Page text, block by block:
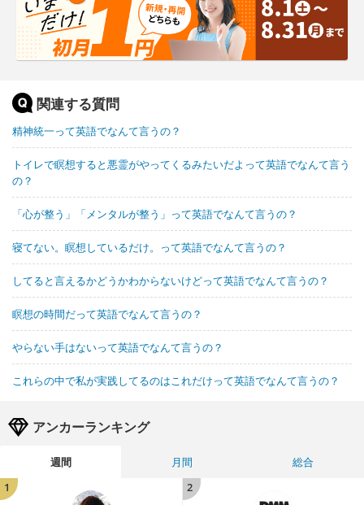
関連する質問
精神統一って英語でなんて言うの？
トイレで瞑想すると悪霊がやってくるみたいだよって英語でなんて言う
の？
「心が整う」「メンタルが整う」って英語でなんて言うの？
寝てない。瞑想しているだけ。って英語でなんて言うの？
してると言えるかどうかわからないけどって英語でなんて言うの？
瞑想の時間だって英語でなんて言うの？
やらない手はないって英語でなんて言うの？
これらの中で私が実践してるのはこれだけって英語でなんて言うの？
アンカーランキング
週間 月間
総合
1
2